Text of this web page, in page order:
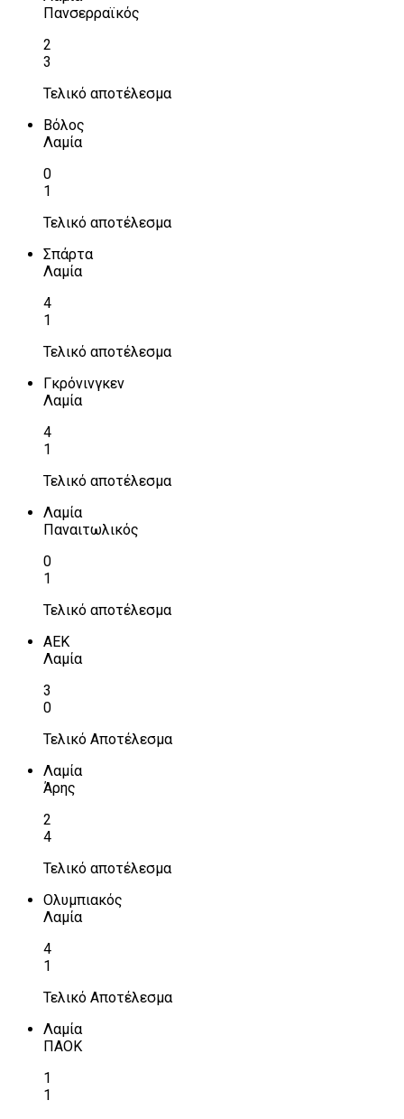
Πανσερραϊκός
2
3
Τελικό αποτέλεσμα
Βόλος
Λαμία
0
1
Τελικό αποτέλεσμα
Σπάρτα
Λαμία
4
1
Τελικό αποτέλεσμα
Γκρόνινγκεν
Λαμία
4
1
Τελικό αποτέλεσμα
Λαμία
Παναιτωλικός
0
1
Τελικό αποτέλεσμα
ΑΕΚ
Λαμία
3
0
Τελικό Αποτέλεσμα
Λαμία
Άρης
2
4
Τελικό αποτέλεσμα
Ολυμπιακός
Λαμία
4
1
Τελικό Αποτέλεσμα
Λαμία
ΠΑΟΚ
1
1